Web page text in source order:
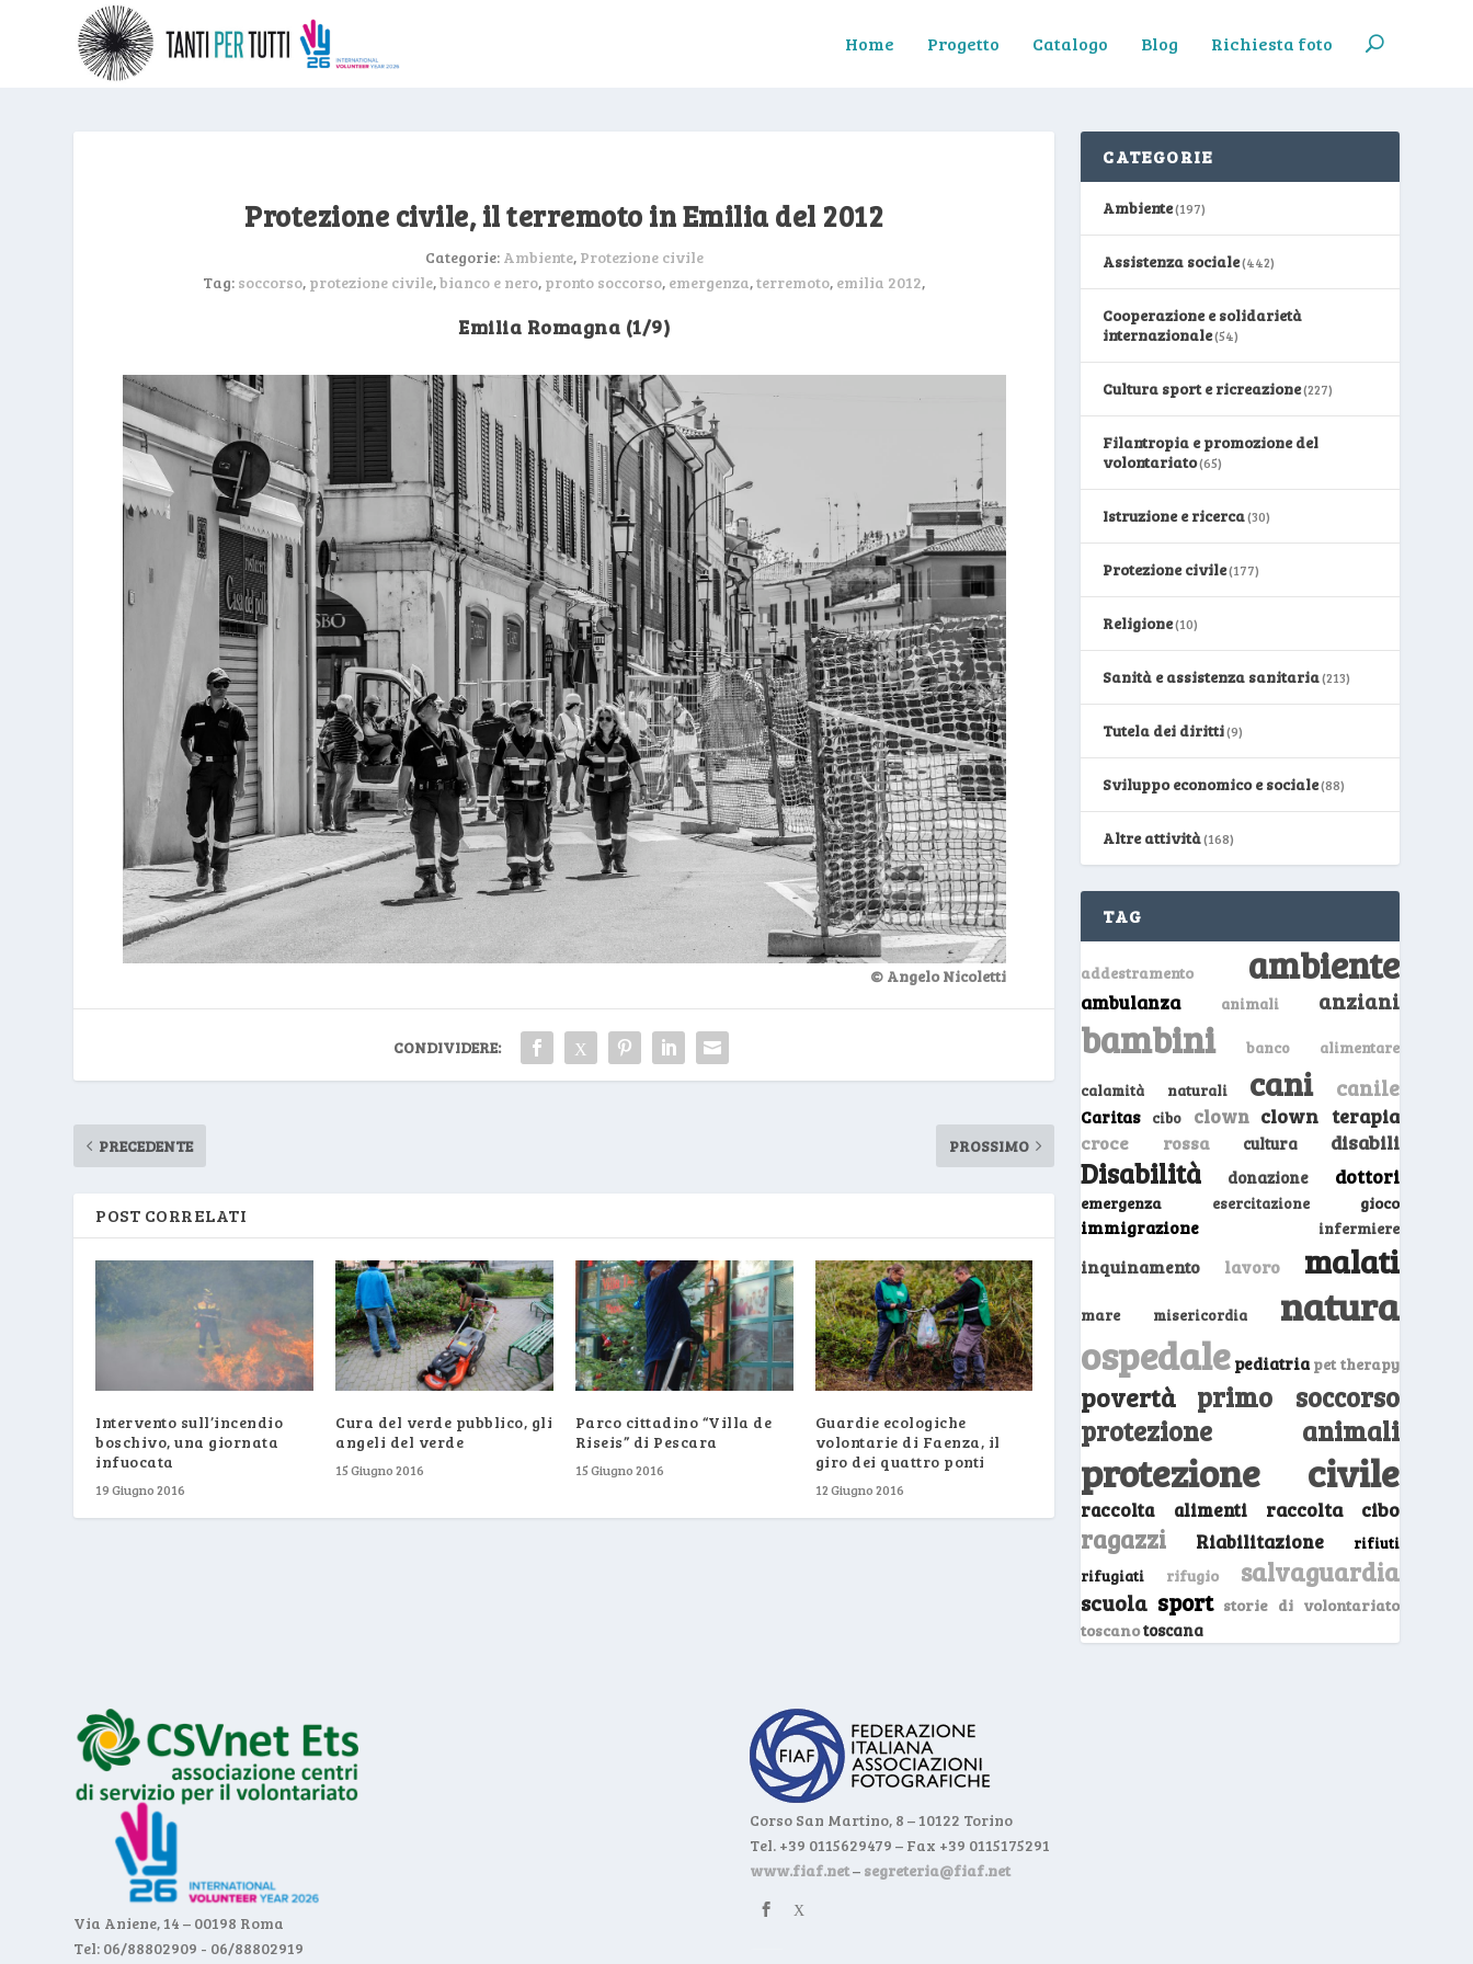
Home Progetto Catalogo Blog Richiesta foto
Protezione civile, il terremoto in Emilia del 2012
Categorie: Ambiente, Protezione civile
Tag: soccorso, protezione civile,bianco e nero, pronto soccorso, emergenza,terremoto, emilia 2012,
Emilia Romagna (1/9)
© Angelo Nicoletti
CONDIVIDERE:
PRECEDENTE PROSSIMO
POST CORRELATI
Intervento sull’incendio
boschivo, una giornata
infuocata
19 Giugno 2016
Cura del verde pubblico, gli
angeli del verde
15 Giugno 2016
Parco cittadino “Villa de
Riseis” di Pescara
15 Giugno 2016
Guardie ecologiche
volontarie di Faenza, il
giro dei quattro ponti
12 Giugno 2016
CATEGORIE
Ambiente(197)
Assistenza sociale(442)
Cooperazione e solidarietà
internazionale(54)
Cultura sport e ricreazione(227)
Filantropia e promozione del
volontariato(65)
Istruzione e ricerca(30)
Protezione civile(177)
Religione(10)
Sanità e assistenza sanitaria(213)
Tutela dei diritti(9)
Sviluppo economico e sociale(88)
Altre attività(168)
TAG
addestramento ambiente
ambulanza animali anziani
bambini banco alimentare
calamità naturali cani canile
Caritas cibo clown clown terapia
croce rossa cultura disabili
Disabilità donazione dottori
emergenza esercitazione gioco
immigrazione infermiere
inquinamento lavoro malati
mare misericordia natura
ospedale pediatria pet therapy
povertà
primo soccorso
protezione animali
protezione civile
raccolta alimenti raccolta cibo
ragazzi Riabilitazione
rifiuti
rifugiati
rifugio salvaguardia
scuola sport storie di volontariato
toscanotoscana
Via Aniene, 14 – 00198 Roma
Tel: 06/88802909 - 06/88802919
Corso San Martino, 8 – 10122 Torino
Tel. +39 0115629479 – Fax +39 0115175291
www.fiaf.net– segreteria@fiaf.net